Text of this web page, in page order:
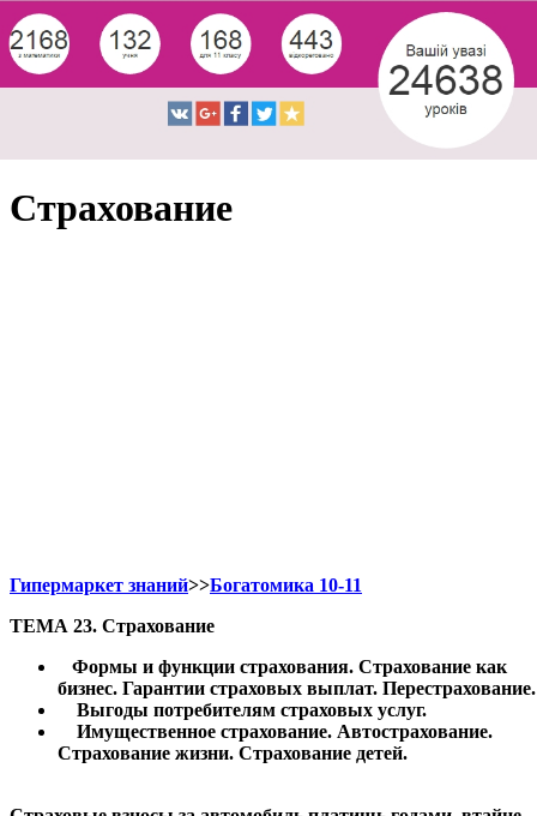
Страхование
Гипермаркет знаний>>Богатомика 10-11
ТЕМА 23. Страхование
Формы и функции страхования. Страхование как
бизнес. Гарантии страховых выплат. Перестрахование.
Выгоды потребителям страховых услуг.
Имущественное страхование. Автострахование.
Страхование жизни. Страхование детей.